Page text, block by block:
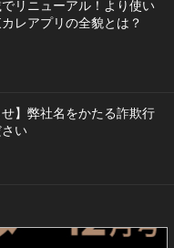
リニューアル！より使い
レアプリの全貌とは？
せ】弊社名をかたる詐欺行
い